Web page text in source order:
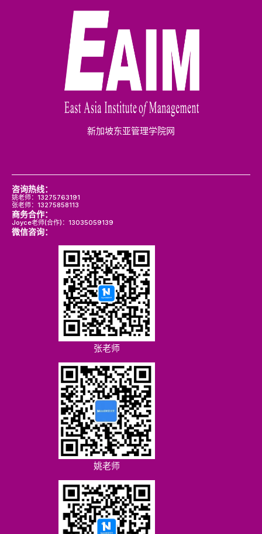
新加坡东亚管理学院网
咨询热线：
姚老师：13275763191
张老师：13275858113
商务合作：
Joyce老师(合作)：13035059139
微信咨询：
张老师
姚老师